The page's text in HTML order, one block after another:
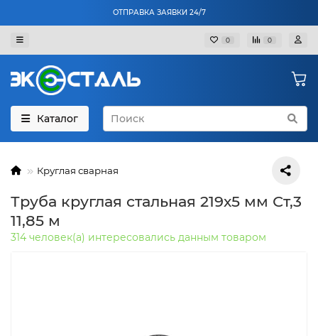
ОТПРАВКА ЗАЯВКИ 24/7
0 0
Каталог
Круглая сварная
Труба круглая стальная 219х5 мм Ст,3
11,85 м
314 человек(а) интересовались данным товаром